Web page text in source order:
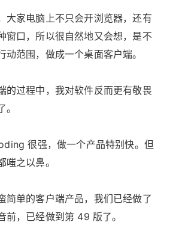
大家电脑上不只会开浏览器，还有
窗口，所以很自然地又会想，是不
动范围，做成一个桌面客户端。
的过程中，我对软件反而更有敬畏
很强，做一个产品特别快。但
之以鼻。
简单的客户端产品，我们已经做了
前，已经做到第 49 版了。